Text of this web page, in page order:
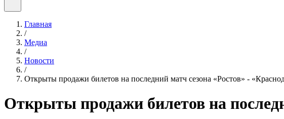
Главная
/
Медиа
/
Новости
/
Открыты продажи билетов на последний матч сезона «Ростов» -
Открыты продажи билетов на